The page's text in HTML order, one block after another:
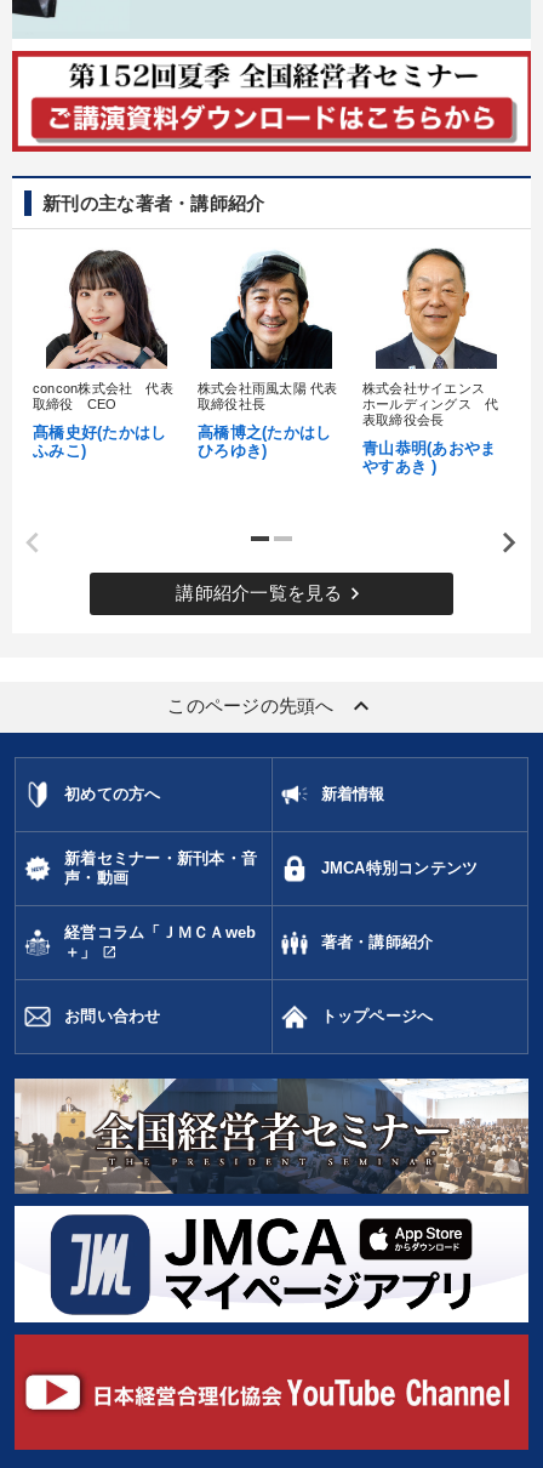
新刊の主な著者・講師紹介
concon株式会社 代表
取締役 CEO
髙橋史好(たかはし
ふみこ)
株式会社雨風太陽 代表
取締役社長
高橋博之(たかはし
ひろゆき)
株式会社サイエンス
ホールディングス 代
表取締役会長
青山恭明(あおやま
やすあき )
講師紹介一覧を見る keyboard_arrow_right
このページの先頭へ keyboard_arrow_up
初めての方へ 新着情報
新着セミナー・新刊本・音
声・動画
JMCA特別コンテンツ
経営コラム「ＪＭＣＡweb
＋」
open_in_new
著者・講師紹介
お問い合わせ トップページへ